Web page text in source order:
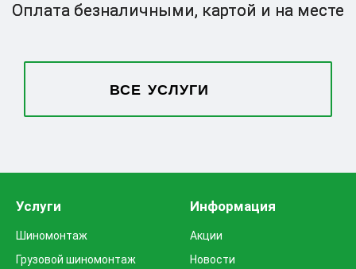
Оплата безналичными, картой и на месте
ВСЕ УСЛУГИ
Услуги
Шиномонтаж
Грузовой шиномонтаж
Информация
Акции
Новости